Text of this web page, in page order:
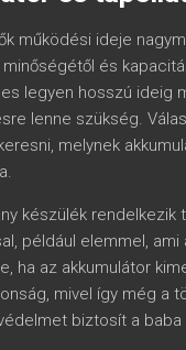
működési ideje
minőségétől és
legyen hosszú ideig
lenne szükség.
melynek
készülék rendelkezik
például elemmel,
ha az akkumulátor
mivel így még a
biztosít a baba